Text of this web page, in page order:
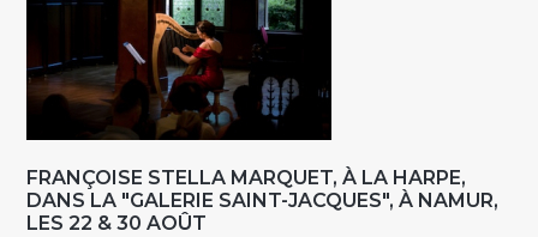
FRANÇOISE STELLA MARQUET, À LA HARPE,
DANS LA "GALERIE SAINT-JACQUES", À NAMUR,
LES 22 & 30 AOÛT